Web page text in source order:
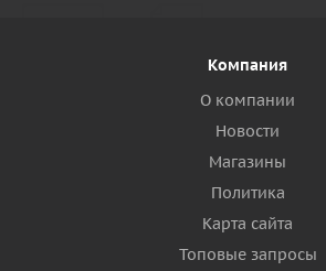
Компания
О компании
Новости
Магазины
Политика
Карта сайта
Топовые запросы